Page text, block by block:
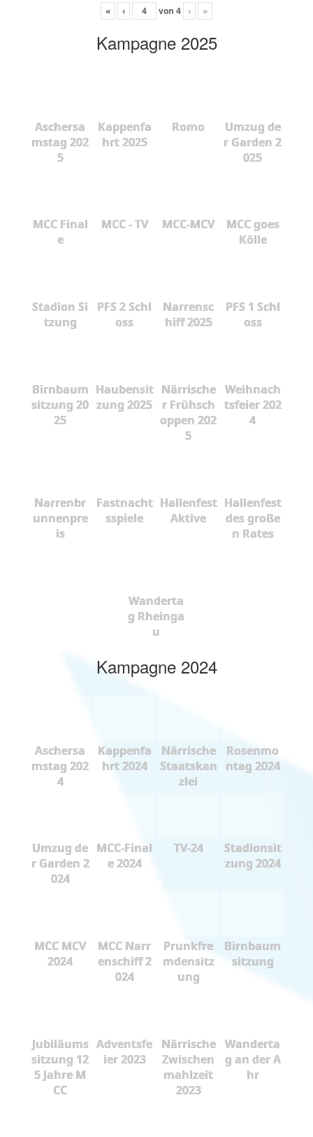
« ‹ von 4 › »
Kampagne 2025
Aschersa
mstag 202
5
Kappenfa
hrt 2025
Romo
Umzug de
r Garden 2
025
MCC Final
e
MCC - TV MCC-MCV
MCC goes
Kölle
Stadion Si
tzung
PFS 2 Schl
oss
Narrensc
hiff 2025
PFS 1 Schl
oss
Birnbaum
sitzung 20
25
Haubensit
zung 2025
Närrische
r Frühsch
oppen 202
5
Weihnach
tsfeier 202
4
Narrenbr
unnenpre
is
Fastnacht
sspiele
Hallenfest
Aktive
Hallenfest
des große
n Rates
Wanderta
g Rheinga
u
Kampagne 2024
Aschersa
mstag 202
4
Kappenfa
hrt 2024
Närrische
Staatskan
zlei
Rosenmo
ntag 2024
Umzug de
r Garden 2
024
MCC-Final
e 2024
TV-24
Stadionsit
zung 2024
MCC MCV
2024
MCC Narr
enschiff 2
024
Prunkfre
mdensitz
ung
Birnbaum
sitzung
Jubiläums
sitzung 12
5 Jahre M
CC
Adventsfe
ier 2023
Närrische
Zwischen
mahlzeit
2023
Wanderta
g an der A
hr